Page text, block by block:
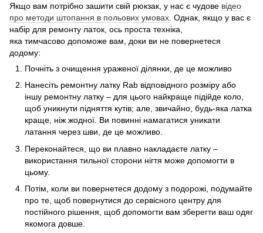
Якщо вам потрібно зашити свій рюкзак, у нас є чудове відео
про методи штопання в польових умовах . Однак, якщо у вас є
набір для ремонту латок, ось проста техніка,
яка тимчасово допоможе вам, доки ви не повернетеся
додому:
Почніть з очищення ураженої ділянки, де це можливо
Нанесіть ремонтну латку Rab відповідного розміру або
іншу ремонтну латку – для цього найкраще підійде коло,
щоб уникнути підняття кутів; але, звичайно, будь-яка латка
краще, ніж жодної. Ви повинні намагатися уникати
латання через шви, де це можливо.
Переконайтеся, що ви плавно накладаєте латку –
використання тильної сторони нігтя може допомогти в
цьому.
Потім, коли ви повернетеся додому з подорожі, подумайте
про те, щоб повернутися до сервісного центру для
постійного рішення, щоб допомогти вам зберегти ваш одяг
якомога довше.